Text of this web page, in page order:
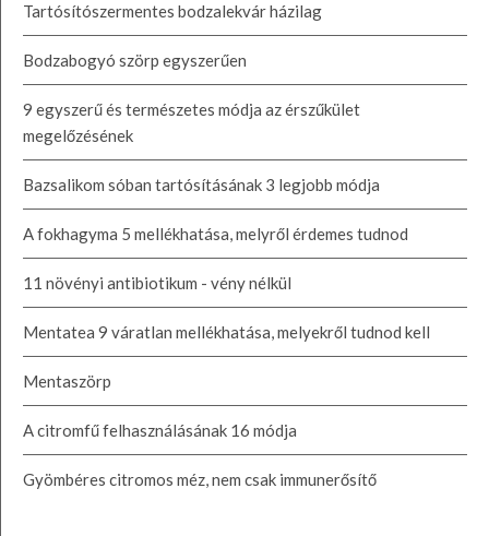
Tartósítószermentes bodzalekvár házilag
Bodzabogyó szörp egyszerűen
9 egyszerű és természetes módja az érszűkület
megelőzésének
Bazsalikom sóban tartósításának 3 legjobb módja
A fokhagyma 5 mellékhatása, melyről érdemes tudnod
11 növényi antibiotikum - vény nélkül
Mentatea 9 váratlan mellékhatása, melyekről tudnod kell
Mentaszörp
A citromfű felhasználásának 16 módja
Gyömbéres citromos méz, nem csak immunerősítő